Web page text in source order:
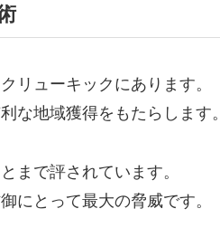
リューキックにあります。
な地域獲得をもたらします。
まで評されています。
にとって最大の脅威です。